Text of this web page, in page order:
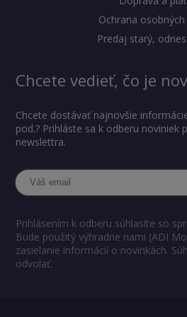
Ochrana
Predaj starý,
Chcete vedieť, čo je
Chcete dostávať najnovšie
pod.? Prihláste sa k odberu noviniek
newslettra.
Prihlásením k odberu súhlasíte so
Bude použitý výhradne nami (ADI
zasielanie informácií o novinkách.
odvolať.